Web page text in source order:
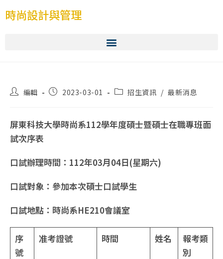
時尚設計與管理
編輯 2023-03-01 招生資訊 / 最新消息
屏東科技大學時尚系112學年度碩士暨碩士在職專班面
試次序表
口試辦理時間：112年03月04日(星期六)
口試對象：參加本次碩士口試學生
口試地點：時尚系HE210會議室
序
號
准考證號 時間 姓名
報考類
別